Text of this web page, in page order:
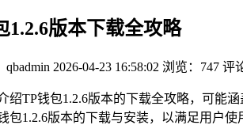
版本下载全攻略
2026-04-23 16:58:02 浏览：747 评
绍TP钱包1.2.6版本的下载全攻略，可能
包1.2.6版本的下载与安装，以满足用户